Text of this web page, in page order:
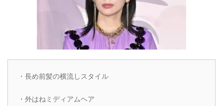
・長め前髪の横流しスタイル
・外はねミディアムヘア